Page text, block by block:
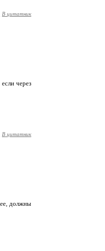
В цитатник
через
В цитатник
должны